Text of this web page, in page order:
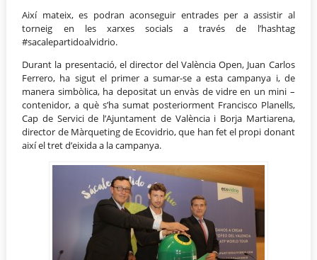
Així mateix, es podran aconseguir entrades per a assistir al
torneig en les xarxes socials a través de l’hashtag
#sacalepartidoalvidrio.
Durant la presentació, el director del València Open, Juan Carlos
Ferrero, ha sigut el primer a sumar-se a esta campanya i, de
manera simbòlica, ha depositat un envàs de vidre en un mini –
contenidor, a què s’ha sumat posteriorment Francisco Planells,
Cap de Servici de l’Ajuntament de València i Borja Martiarena,
director de Màrqueting de Ecovidrio, que han fet el propi donant
així el tret d’eixida a la campanya.